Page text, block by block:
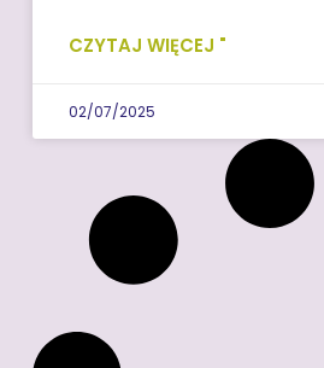
CZYTAJ WIĘCEJ "
02/07/2025